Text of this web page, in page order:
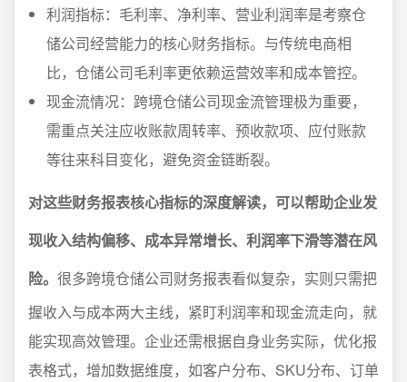
利润指标：毛利率、净利率、营业利润率是考察仓
储公司经营能力的核心财务指标。与传统电商相
比，仓储公司毛利率更依赖运营效率和成本管控。
现金流情况：跨境仓储公司现金流管理极为重要，
需重点关注应收账款周转率、预收款项、应付账款
等往来科目变化，避免资金链断裂。
对这些财务报表核心指标的深度解读，可以帮助企业发
现收入结构偏移、成本异常增长、利润率下滑等潜在风
险。 很多跨境仓储公司财务报表看似复杂，实则只需把
握收入与成本两大主线，紧盯利润率和现金流走向，就
能实现高效管理。企业还需根据自身业务实际，优化报
表格式，增加数据维度，如客户分布、SKU分布、订单